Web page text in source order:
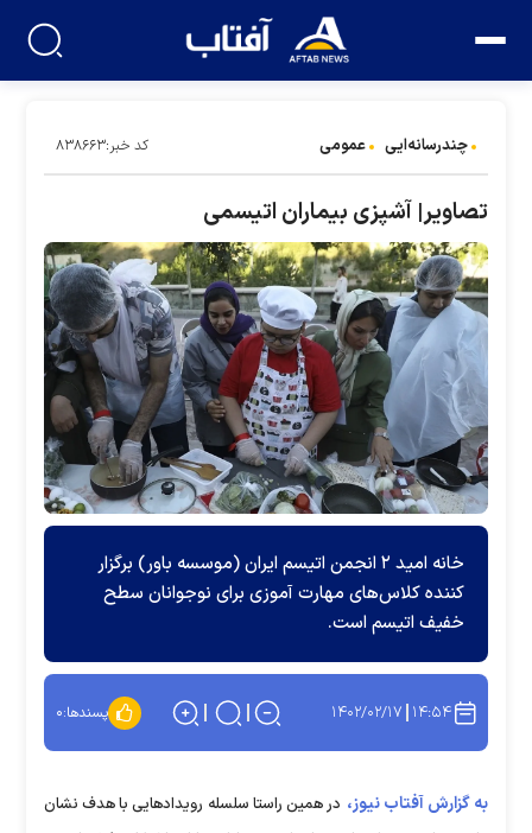
چندرسانه‌ایی عمومی کد خبر:۸۳۸۶۶۳
تصاویر| آشپزی بیماران اتیسمی
خانه امید ۲ انجمن اتیسم ایران (موسسه باور) برگزار
کننده کلاس‌های مهارت آموزی برای نوجوانان سطح
خفیف اتیسم است.
۱۴:۵۴ ۱۴۰۲/۰۲/۱۷ پسندها:۰
به گزارش آفتاب نیوز، در همین راستا سلسله رویداد‌هایی با هدف نشان